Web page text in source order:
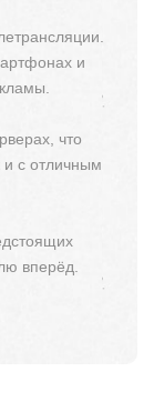
и
что
и с отличным
вперёд.